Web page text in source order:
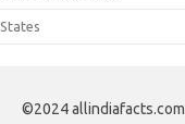
States
©2024 allindiafacts.com